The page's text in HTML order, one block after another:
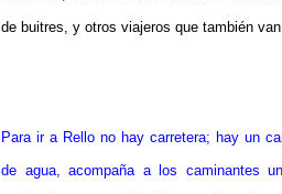
de buitres, y otros viajeros que también van
Para ir a Rello no hay carretera; hay un
de agua, acompaña a los caminantes